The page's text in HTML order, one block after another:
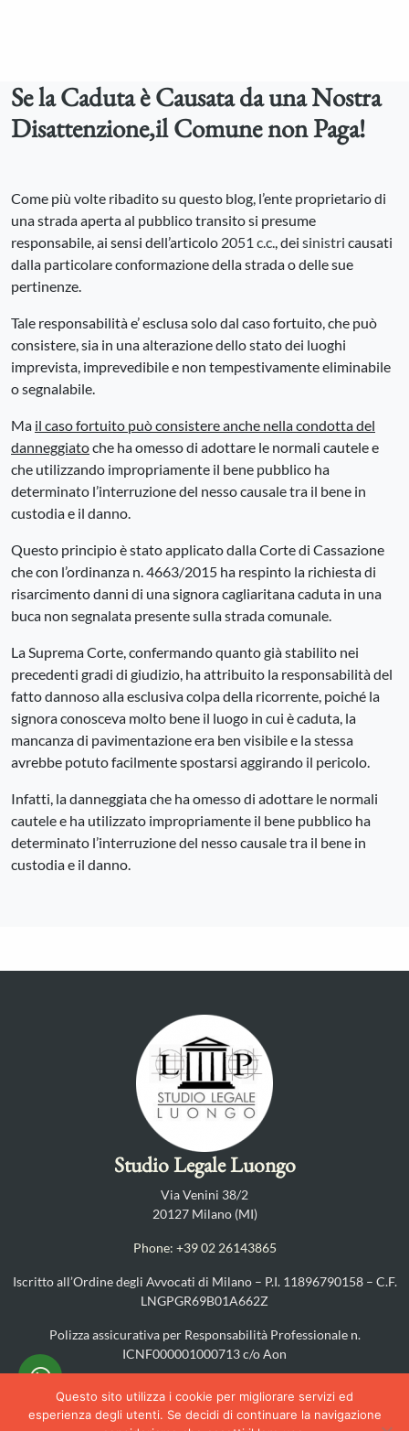
Se la Caduta è Causata da una Nostra
Disattenzione,il Comune non Paga!
Come più volte ribadito su questo blog, l’ente proprietario di
una strada aperta al pubblico transito si presume
responsabile, ai sensi dell’articolo 2051 c.c., dei sinistri causati
dalla particolare conformazione della strada o delle sue
pertinenze.
Tale responsabilità e’ esclusa solo dal caso fortuito, che può
consistere, sia in una alterazione dello stato dei luoghi
imprevista, imprevedibile e non tempestivamente eliminabile
o segnalabile.
Ma il caso fortuito può consistere anche nella condotta del
danneggiatoche ha omesso di adottare le normali cautele e
che utilizzando impropriamente il bene pubblico ha
determinato l’interruzione del nesso causale tra il bene in
custodia e il danno.
Questo principio è stato applicato dalla Corte di Cassazione
che con l’ordinanza n. 4663/2015 ha respinto la richiesta di
risarcimento danni di una signora cagliaritana caduta in una
buca non segnalata presente sulla strada comunale.
La Suprema Corte, confermando quanto già stabilito nei
precedenti gradi di giudizio, ha attribuito la responsabilità del
fatto dannoso alla esclusiva colpa della ricorrente, poiché la
signora conosceva molto bene il luogo in cui è caduta, la
mancanza di pavimentazione era ben visibile e la stessa
avrebbe potuto facilmente spostarsi aggirando il pericolo.
Infatti, la danneggiata che ha omesso di adottare le normali
cautele e ha utilizzato impropriamente il bene pubblico ha
determinato l’interruzione del nesso causale tra il bene in
custodia e il danno.
Studio Legale Luongo
Via Venini 38/2
20127 Milano (MI)
Phone: +39 02 26143865
Iscritto all’Ordine degli Avvocati di Milano – P.I. 11896790158 – C.F.
LNGPGR69B01A662Z
Polizza assicurativa per Responsabilità Professionale n.
ICNF000001000713 c/o Aon
©2025
Questo sito utilizza i cookie per migliorare servizi ed
esperienza degli utenti. Se decidi di continuare la navigazione